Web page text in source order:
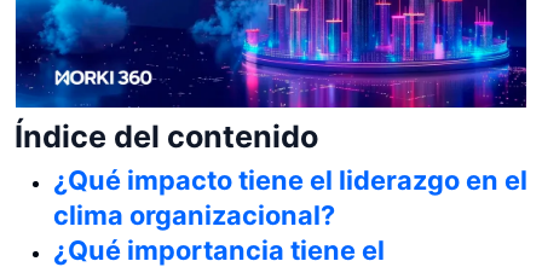
Índice del contenido
¿Qué impacto tiene el liderazgo en el
clima organizacional?
¿Qué importancia tiene el